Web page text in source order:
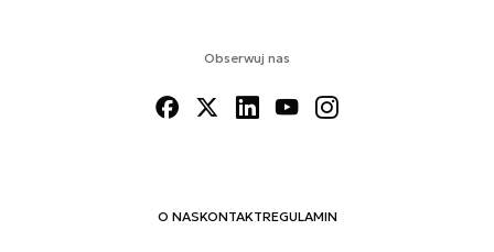
Obserwuj nas
O NASKONTAKTREGULAMIN